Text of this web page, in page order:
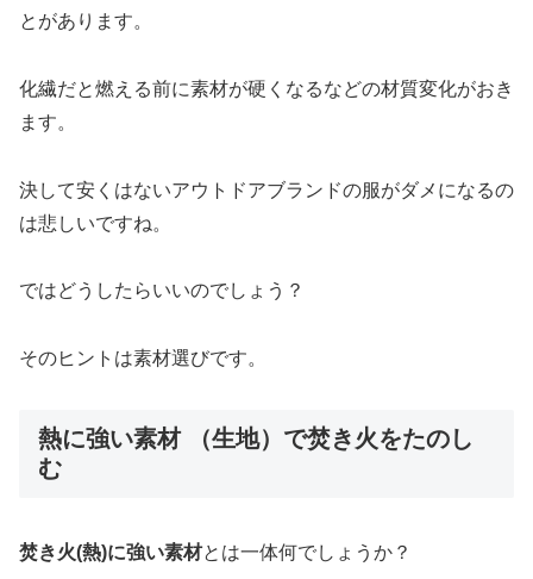
とがあります。
化繊だと燃える前に素材が硬くなるなどの材質変化がおき
ます。
決して安くはないアウトドアブランドの服がダメになるの
は悲しいですね。
ではどうしたらいいのでしょう？
そのヒントは素材選びです。
熱に強い素材 （生地）で焚き火をたのし
む
焚き火(熱)に強い素材とは一体何でしょうか？